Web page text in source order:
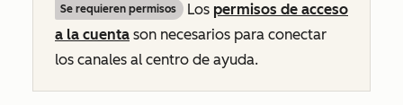
Se requieren permisos Los permisos de acceso
a la cuenta son necesarios para conectar
los canales al centro de ayuda.